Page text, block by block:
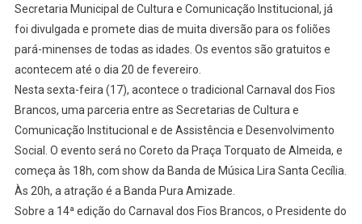
Secretaria Municipal de Cultura e Comunicação Institucional, já
foi divulgada e promete dias de muita diversão para os foliões
pará-minenses de todas as idades. Os eventos são gratuitos e
acontecem até o dia 20 de fevereiro.
Nesta sexta-feira (17), acontece o tradicional Carnaval dos Fios
Brancos, uma parceria entre as Secretarias de Cultura e
Comunicação Institucional e de Assistência e Desenvolvimento
Social. O evento será no Coreto da Praça Torquato de Almeida, e
começa às 18h, com show da Banda de Música Lira Santa Cecília.
Às 20h, a atração é a Banda Pura Amizade.
Sobre a 14ª edição do Carnaval dos Fios Brancos, o Presidente do